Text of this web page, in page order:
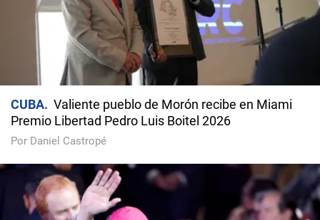
CUBA
Valiente pueblo de Morón recibe en Miami
Premio Libertad Pedro Luis Boitel 2026
Por Daniel Castropé